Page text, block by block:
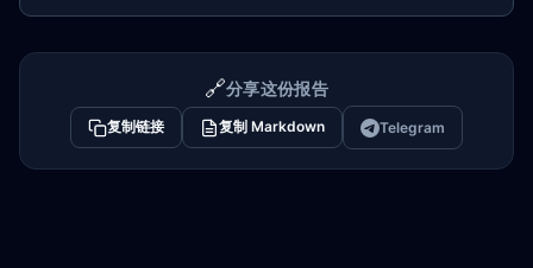
🔗分享这份报告
复制链接 复制 Markdown Telegram